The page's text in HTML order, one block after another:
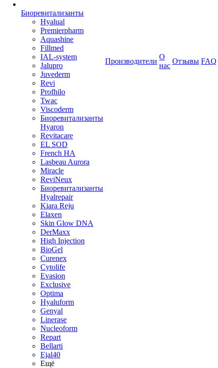
Биоревитализанты
Hyalual
Premierpharm
Aquashine
Fillmed
IAL-system
Jalupro
Juvederm
Revi
Profhilo
Twac
Viscoderm
Биоревитализанты
Hyaron
Revitacare
EL SOD
French HA
Lasbeau Aurora
Miracle
ReviNeux
Биоревитализанты
Hyalrepair
Kiara Reju
Elaxen
Skin Glow DNA
DerMaxx
High Injection
BioGel
Curenex
Cytolife
Evasion
Exclusive
Optima
Hyaluform
Genyal
Linerase
Nucleoform
Repart
Bellarti
Ejal40
Ещё
Производители
О
нас
Отзывы FAQ